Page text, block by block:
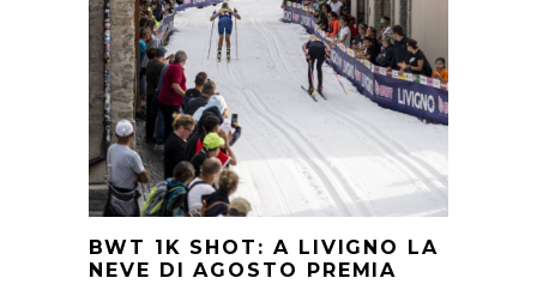
BWT 1K SHOT: A LIVIGNO LA
NEVE DI AGOSTO PREMIA